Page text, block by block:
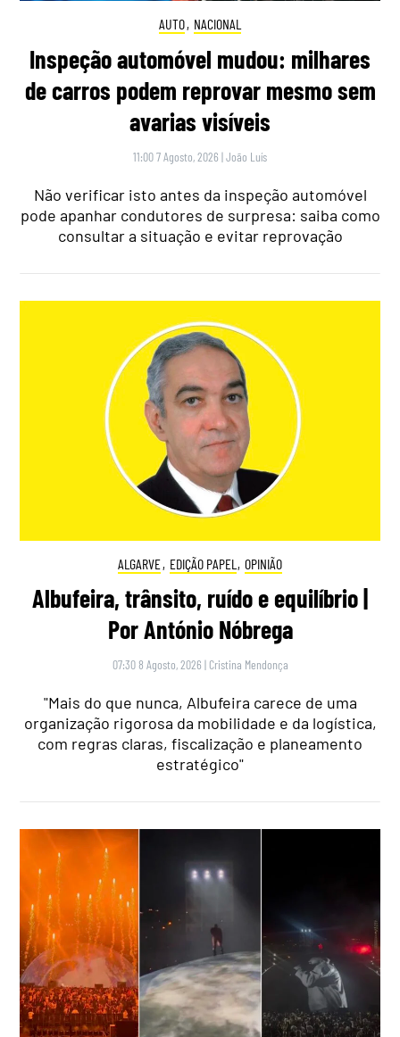
AUTO, NACIONAL
Inspeção automóvel mudou: milhares
de carros podem reprovar mesmo sem
avarias visíveis
11:00 7 Agosto, 2026 |João Luís
Não verificar isto antes da inspeção automóvel
pode apanhar condutores de surpresa: saiba como
consultar a situação e evitar reprovação
ALGARVE, EDIÇÃO PAPEL , OPINIÃO
Albufeira, trânsito, ruído e equilíbrio |
Por António Nóbrega
07:30 8 Agosto, 2026 | Cristina Mendonça
"Mais do que nunca, Albufeira carece de uma
organização rigorosa da mobilidade e da logística,
com regras claras, fiscalização e planeamento
estratégico"